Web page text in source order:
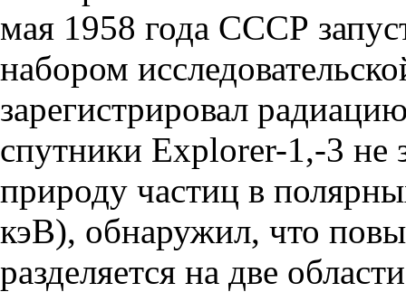
мая 1958 года СССР
набором
зарегистрировал
спутники Explorer-1,-3 не
природу частиц в
кэВ), обнаружил, что
разделяется на две